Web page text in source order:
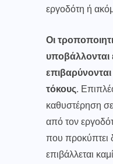
εργοδότη ή
Οι
υποβάλλονται
τόκους.
καθυστέρηση
από τον
που προκύπτει
επιβάλλεται